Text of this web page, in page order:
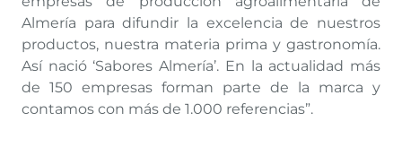
Almería para difundir la excelencia de nuestros
productos, nuestra materia prima y gastronomía.
Así nació ‘Sabores Almería’. En la actualidad más
de 150 empresas forman parte de la marca y
contamos con más de 1.000 referencias”.